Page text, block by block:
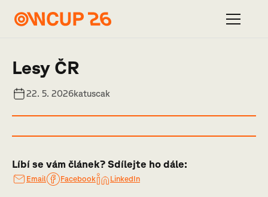
Lesy ČR
22. 5. 2026katuscak
Líbí se vám článek? Sdílejte ho dále:
Email Facebook LinkedIn